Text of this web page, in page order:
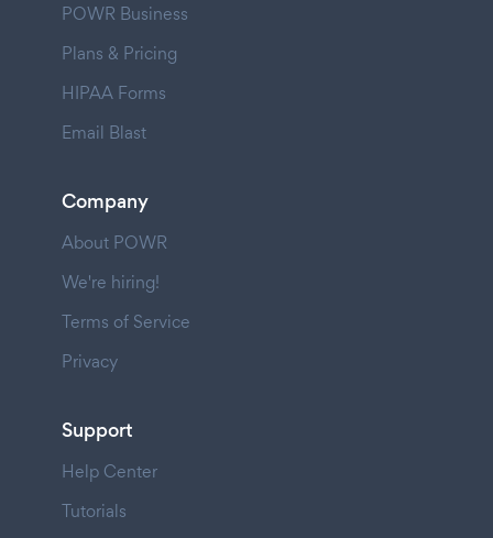
POWR Business
Plans & Pricing
HIPAA Forms
Email Blast
Company
About POWR
We're hiring!
Terms of Service
Privacy
Support
Help Center
Tutorials